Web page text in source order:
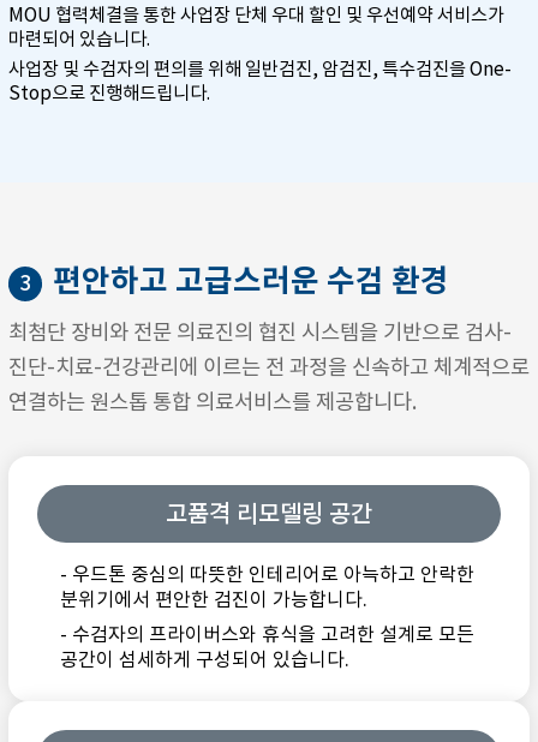
MOU 협력체결을 통한 사업장 단체 우대 할인 및 우선예약 서비스가
마련되어 있습니다.
사업장 및 수검자의 편의를 위해 일반검진, 암검진, 특수검진을 One-
Stop으로 진행해드립니다.
3 편안하고 고급스러운 수검 환경
최첨단 장비와 전문 의료진의 협진 시스템을 기반으로 검사-
진단-치료-건강관리에 이르는 전 과정을 신속하고 체계적으로
연결하는 원스톱 통합 의료서비스를 제공합니다.
고품격 리모델링 공간
- 우드톤 중심의 따뜻한 인테리어로 아늑하고 안락한
분위기에서 편안한 검진이 가능합니다.
- 수검자의 프라이버스와 휴식을 고려한 설계로 모든
공간이 섬세하게 구성되어 있습니다.